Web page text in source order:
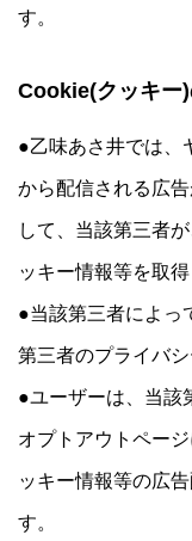
す。
Cookie(クッキー
●乙味あさ井では、
から配信される広
して、当該第三者
ッキー情報等を取
●当該第三者によっ
第三者のプライバ
●ユーザーは、当該
オプトアウトペー
ッキー情報等の広
す。